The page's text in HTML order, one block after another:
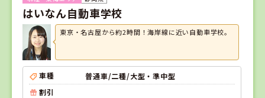
はいなん自動車学校
東京・名古屋から約2時間！海岸線に近い自動車学校。
車種
普通車/二種/大型・準中型
割引